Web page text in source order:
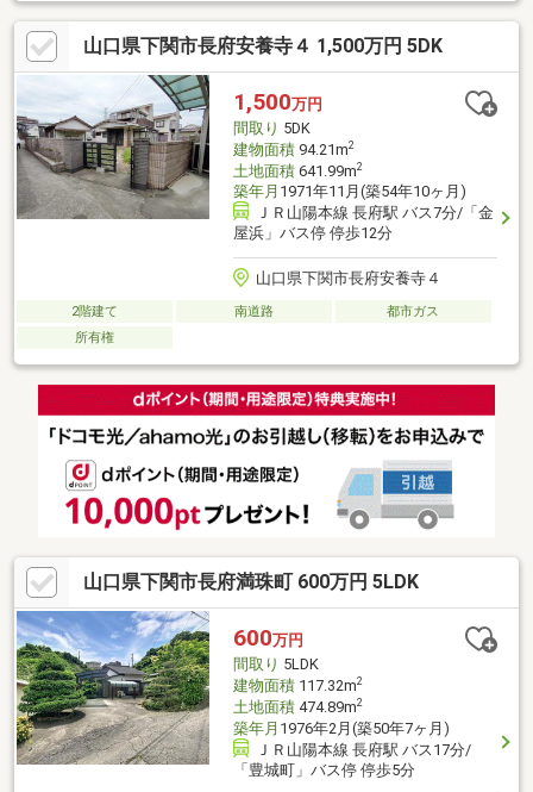
山口県下関市長府安養寺４ 1,500万円 5DK
1,500万円
間取り 5DK
建物面積94.21m2
土地面積641.99m2
築年月 1971年11月(築54年10ヶ月)
ＪＲ山陽本線 長府駅 バス7分/「金
屋浜」バス停 停歩12分
山口県下関市長府安養寺４
2階建て 南道路
都市ガス
所有権
山口県下関市長府満珠町 600万円 5LDK
600万円
間取り 5LDK
建物面積117.32m2
土地面積474.89m2
築年月 1976年2月(築50年7ヶ月)
ＪＲ山陽本線 長府駅 バス17分/
「豊城町」バス停 停歩5分